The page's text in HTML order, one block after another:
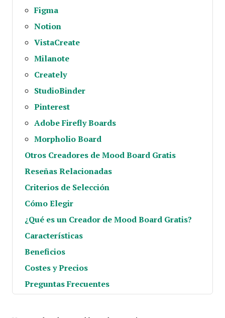
Figma
Notion
VistaCreate
Milanote
Creately
StudioBinder
Pinterest
Adobe Firefly Boards
Morpholio Board
Otros Creadores de Mood Board Gratis
Reseñas Relacionadas
Criterios de Selección
Cómo Elegir
¿Qué es un Creador de Mood Board Gratis?
Características
Beneficios
Costes y Precios
Preguntas Frecuentes